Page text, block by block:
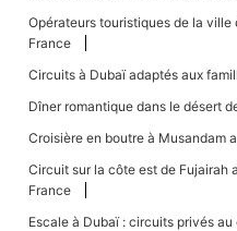
Opérateurs touristiques de la
France
Circuits à Dubaï adaptés aux
Dîner romantique dans le désert
Croisière en boutre à Musandam
Circuit sur la côte est de Fujairah
France
Escale à Dubaï : circuits privés